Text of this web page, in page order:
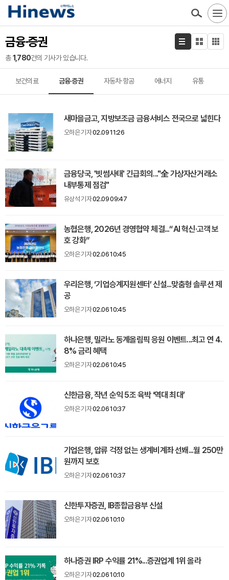
금융·증권
총1,780건의 기사가 있습니다.
보건의료 금융·증권 자동차·항공 에너지 유통
새마을금고, 지방보조금 금융서비스 전국으로 넓힌다
오하은 기자02.09 11:26
금융당국, '빗썸사태' 긴급회의..."全 가상자산거래소
내부통제 점검"
유상석 기자02.09 09:47
농협은행, 2026년 경영협약 체결...“AI 혁신·고객 보
호 강화”
오하은 기자02.06 10:45
우리은행, ‘기업승계지원센터’ 신설...맞춤형 솔루션 제
공
오하은 기자02.06 10:45
하나은행, 밀라노 동계올림픽 응원 이벤트...최고 연 4.
8% 금리 혜택
오하은 기자02.06 10:45
신한금융, 작년 순익 5조 육박 ‘역대 최대’
오하은 기자02.06 10:37
기업은행, 압류 걱정 없는 생계비계좌 선봬...월 250만
원까지 보호
오하은 기자02.06 10:37
신한투자증권, IB종합금융부 신설
오하은 기자02.06 10:10
하나증권 IRP 수익률 21%...증권업계 1위 올라
오하은 기자02.06 10:10